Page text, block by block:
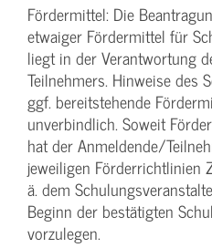
Fördermittel: Die
etwaiger Fördermittel für
liegt in der Verantwortung
Teilnehmers. Hinweise des
ggf. bereitstehende
unverbindlich. Soweit
hat der Anmeldende/­
jeweiligen Förderrichtlinien
ä. dem
Beginn der bestätigten
vorzulegen.